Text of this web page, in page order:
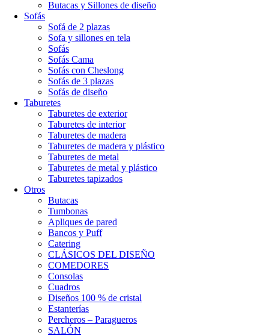
Butacas y Sillones de diseño
Sofás
Sofá de 2 plazas
Sofa y sillones en tela
Sofás
Sofás Cama
Sofás con Cheslong
Sofás de 3 plazas
Sofás de diseño
Taburetes
Taburetes de exterior
Taburetes de interior
Taburetes de madera
Taburetes de madera y plástico
Taburetes de metal
Taburetes de metal y plástico
Taburetes tapizados
Otros
Butacas
Tumbonas
Apliques de pared
Bancos y Puff
Catering
CLÁSICOS DEL DISEÑO
COMEDORES
Consolas
Cuadros
Diseños 100 % de cristal
Estanterías
Percheros – Paragueros
SALÓN